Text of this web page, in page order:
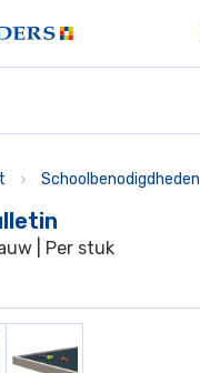
Schoolbenodigdheden
| Per stuk